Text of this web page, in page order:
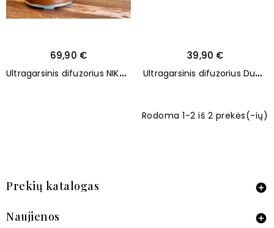
69,90 €
U
ltragarsinis difuzorius NIKKI.AMSTERDAM The.Diffuser
39,90 €
U
ltragarsinis difuzorius Duux Iconic White
Rodoma 1-2 iš 2 prekės(-ių)
Prekių katalogas 
Naujienos 